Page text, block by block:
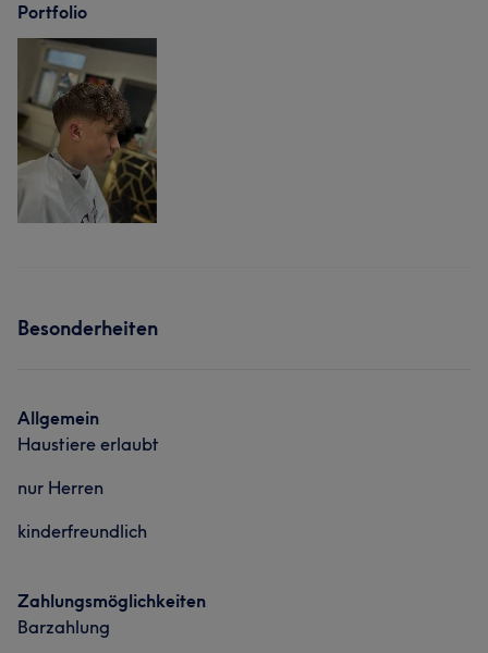
Portfolio
Besonderheiten
Allgemein
Haustiere erlaubt
nur Herren
kinderfreundlich
Zahlungsmöglichkeiten
Barzahlung